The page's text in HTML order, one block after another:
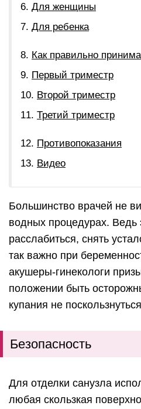
Для женщины
Для ребенка
Как правильно
Первый триместр
Второй триместр
Третий триместр
Противопоказания
Видео
Большинство врачей не
водных процедурах. Ведь
расслабиться, снять
так важно при
акушеры-гинекологи
положении быть
купания не
Безопасность
Для отделки санузла
любая скользкая